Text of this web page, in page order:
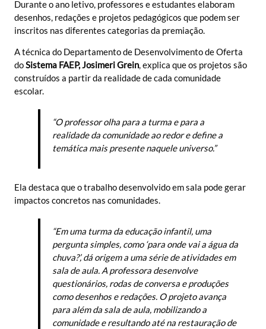
Durante o ano letivo, professores e estudantes elaboram
desenhos, redações e projetos pedagógicos que podem ser
inscritos nas diferentes categorias da premiação.
A técnica do Departamento de Desenvolvimento de Oferta
doSistema FAEP, Josimeri Grein, explica que os projetos são
construídos a partir da realidade de cada comunidade
escolar.
“O professor olha para a turma e para a
realidade da comunidade ao redor e define a
temática mais presente naquele universo.”
Ela destaca que o trabalho desenvolvido em sala pode gerar
impactos concretos nas comunidades.
“Em uma turma da educação infantil, uma
pergunta simples, como ‘para onde vai a água da
chuva?’, dá origem a uma série de atividades em
sala de aula. A professora desenvolve
questionários, rodas de conversa e produções
como desenhos e redações. O projeto avança
para além da sala de aula, mobilizando a
comunidade e resultando até na restauração de